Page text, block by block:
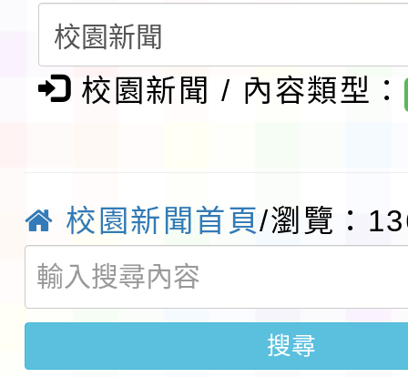
請一案
報
淨零綠領人才培育課程
檢送桃園市115學年度
鎮韌性（防空）演習－
速演練執行計畫」
「115年金融知識線上
法」
本校115學年度第1學
第3次招考代課鐘點教
檢送「桃園市115學年
校園新聞 / 內容類型：
校園新聞首頁/瀏覽：
搜尋